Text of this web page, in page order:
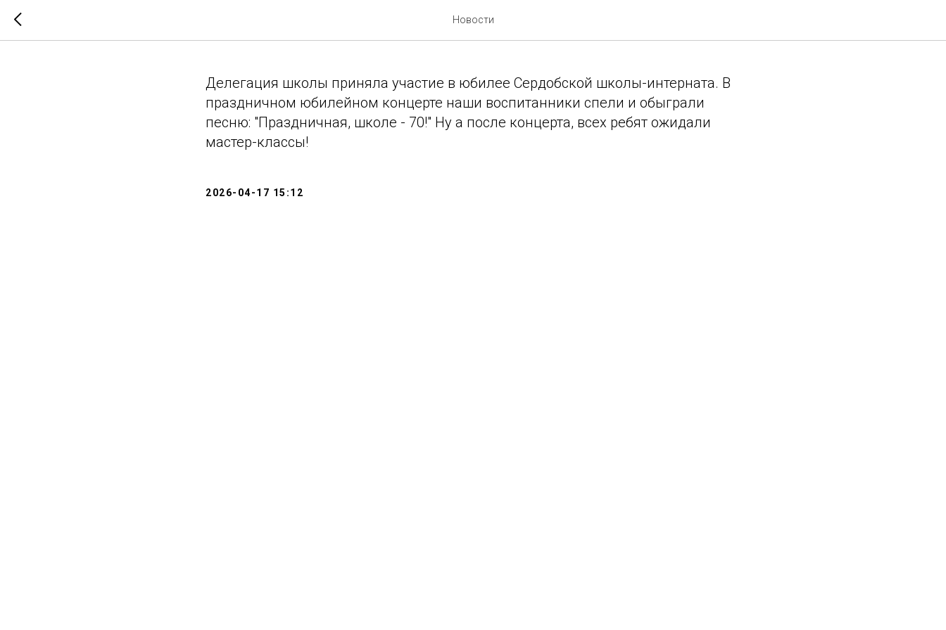
Новости
Юбилей Сердобской школы-интерната
Делегация школы приняла участие в юбилее Сердобской школы-интерната. В
праздничном юбилейном концерте наши воспитанники спели и обыграли
песню: "Праздничная, школе - 70!" Ну а после концерта, всех ребят ожидали
мастер-классы!
2026-04-17 15:12